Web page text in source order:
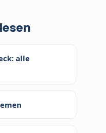
bleiben
da
zahlt.
auf
alle